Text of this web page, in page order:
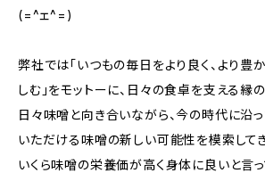
(=^ェ^=)
弊社では「いつもの毎日をより良く、より豊
しむ」をモットーに、日々の食卓を支える縁
日々味噌と向き合いながら、今の時代に沿
いただける味噌の新しい可能性を模索してき
いくら味噌の栄養価が高く身体に良いと言